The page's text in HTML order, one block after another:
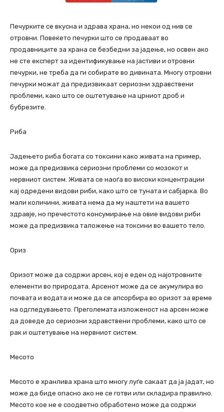
Печурките се вкусна и здрава храна, но некои од нив се
отровни. Повеќето печурки што се продаваат во
продавниците за храна се безбедни за јадење, но освен ако
не сте експерт за идентификување на јастиви и отровни
печурки, не треба да ги собирате во дивината. Многу отровни
печурки можат да предизвикаат сериозни здравствени
проблеми, како што се оштетување на црниот дроб и
бубрезите.
Риба
Јадењето риба богата со токсини како живата на пример,
може да предизвика сериозни проблеми со мозокот и
нервниот систем. Живата се наоѓа во високи концентрации
кај одредени видови риби, како што се туната и сабјарка. Во
мали количини, живата нема да му наштети на вашето
здравје, но пречестото консумирање на овие видови риби
може да предизвика таложење на токсини во вашето тело.
Ориз
Оризот може да содржи арсен, кој е еден од најотровните
елементи во природата. Арсенот може да се акумулира во
почвата и водата и може да се апсорбира во оризот за време
на одгледувањето. Преголемата изложеност на арсен може
да доведе до сериозни здравствени проблеми, како што се
рак и оштетување на нервниот систем.
Месото
Месото е хранлива храна што многу луѓе сакаат да ја јадат, но
може да биде опасно ако не се готви или складира правилно.
Месото кое не е соодветно обработено може да содржи